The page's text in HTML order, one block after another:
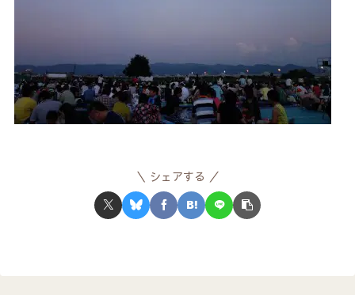
シェアする